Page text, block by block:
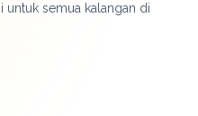
untuk semua kalangan di